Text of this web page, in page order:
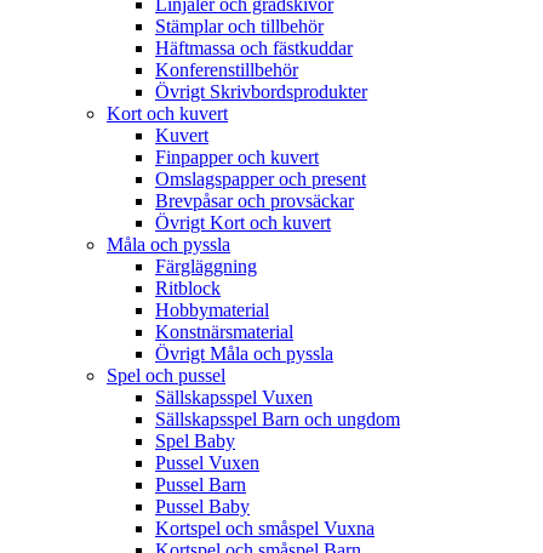
Linjaler och gradskivor
Stämplar och tillbehör
Häftmassa och fästkuddar
Konferenstillbehör
Övrigt Skrivbordsprodukter
Kort och kuvert
Kuvert
Finpapper och kuvert
Omslagspapper och present
Brevpåsar och provsäckar
Övrigt Kort och kuvert
Måla och pyssla
Färgläggning
Ritblock
Hobbymaterial
Konstnärsmaterial
Övrigt Måla och pyssla
Spel och pussel
Sällskapsspel Vuxen
Sällskapsspel Barn och ungdom
Spel Baby
Pussel Vuxen
Pussel Barn
Pussel Baby
Kortspel och småspel Vuxna